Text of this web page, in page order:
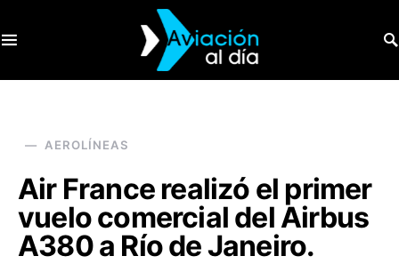
AEROLÍNEAS
Air France realizó el primer
vuelo comercial del Airbus
A380 a Río de Janeiro.